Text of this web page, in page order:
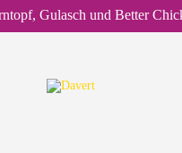
Gulasch und Better